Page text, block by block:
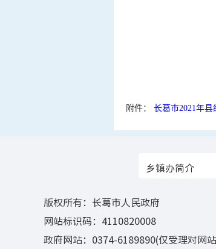
附件： 长葛市2021年
乡镇办简介
版权所有：长葛市人民政府
网站标识码：4110820008
政府网站：0374-6189890(仅受理对网